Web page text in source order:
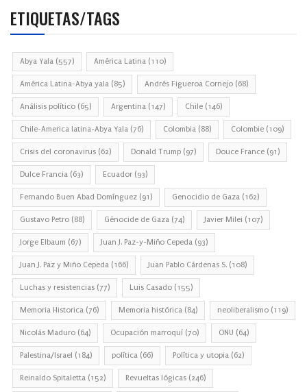
ETIQUETAS/TAGS
Abya Yala (557) América Latina (110)
América Latina-Abya yala (85) Andrés Figueroa Cornejo (68)
Análisis político (65) Argentina (147) Chile (146)
Chile-America latina-Abya Yala (76) Colombia (88) Colombie (109)
Crisis del coronavirus (62) Donald Trump (97) Douce France (91)
Dulce Francia (63) Ecuador (93)
Fernando Buen Abad Domínguez (91) Genocidio de Gaza (162)
Gustavo Petro (88) Génocide de Gaza (74) Javier Milei (107)
Jorge Elbaum (67) Juan J. Paz-y-Miño Cepeda (93)
Juan J. Paz y Miño Cepeda (166) Juan Pablo Cárdenas S. (108)
Luchas y resistencias (77) Luis Casado (155)
Memoria Historica (76) Memoria histórica (84) neoliberalismo (119)
Nicolás Maduro (64) Ocupación marroquí (70) ONU (64)
Palestina/Israel (184) política (66) Política y utopia (62)
Reinaldo Spitaletta (152) Revueltas lógicas (246)